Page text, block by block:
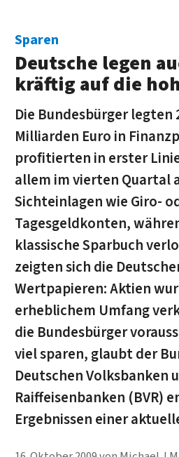
Sparen
Deutsche legen
kräftig auf die
Die Bundesbürger legten
Milliarden Euro in
profitierten in erster
allem im vierten Quartal
Sichteinlagen wie Giro-
Tagesgeldkonten,
klassische Sparbuch
zeigten sich die
Wertpapieren: Aktien
erheblichem Umfang
die Bundesbürger
viel sparen, glaubt der
Deutschen Volksbanken
Raiffeisenbanken (BVR)
Ergebnissen einer